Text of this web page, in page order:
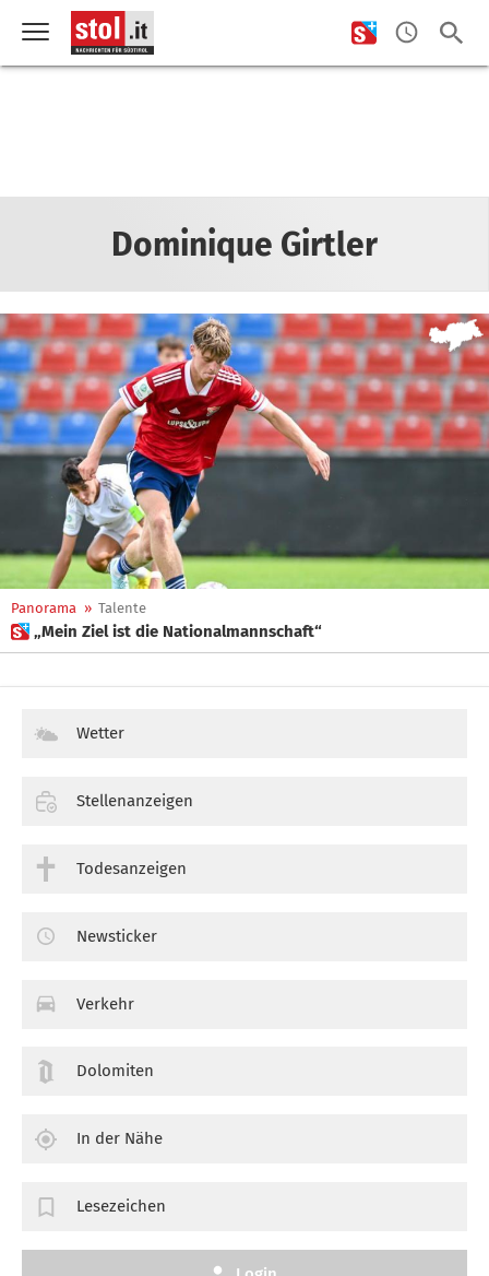
Dominique Girtler
Panorama » Talente
 „Mein Ziel ist die Nationalmannschaft“
Wetter
Stellenanzeigen
Todesanzeigen
Newsticker
Verkehr
Dolomiten
In der Nähe
Lesezeichen